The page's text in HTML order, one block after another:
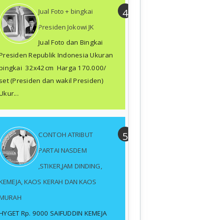
Jual Foto + bingkai
Presiden Jokowi JK
Jual Foto dan Bingkai
Republik Indonesia Ukuran
32x42cm Harga 170.000/
(Presiden dan wakil Presiden)
CONTOH ATRIBUT
PARTAI NASDEM
,STIKER,JAM DINDING,
KAOS KERAH DAN KAOS
Rp. 9000 SAIFUDDIN KEMEJA